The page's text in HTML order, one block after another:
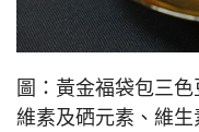
圖：黃金福袋包三
維素及硒元素、維